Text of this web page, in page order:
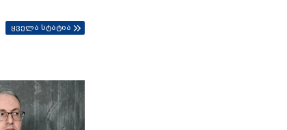
ყველა სტატია